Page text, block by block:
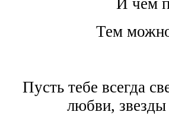
Тем
Пусть тебе всегда
любви,